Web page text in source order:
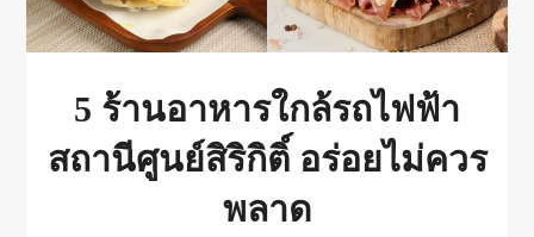
5 ร้านอาหารใกล้รถไฟฟ้า
สถานีศูนย์สิริกิติ์ อร่อยไม่ควร
พลาด